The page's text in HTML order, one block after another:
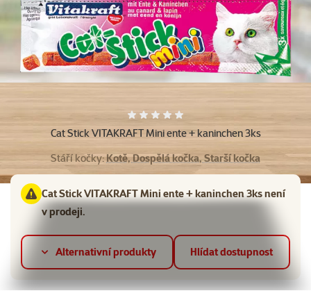
Cat Stick VITAKRAFT Mini ente + kaninchen 3ks
Hodnocení 0%
Stáří kočky:Kotě, Dospělá kočka, Starší kočka
Cat Stick VITAKRAFT Mini ente + kaninchen 3ks není
v prodeji.
Alternativní produkty Hlídat dostupnost